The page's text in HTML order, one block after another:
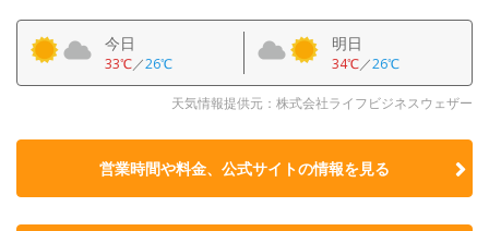
今日
33℃／26℃
明日
34℃／26℃
天気情報提供元：株式会社ライフビジネスウェザー
営業時間や料金、公式サイトの情報を見る